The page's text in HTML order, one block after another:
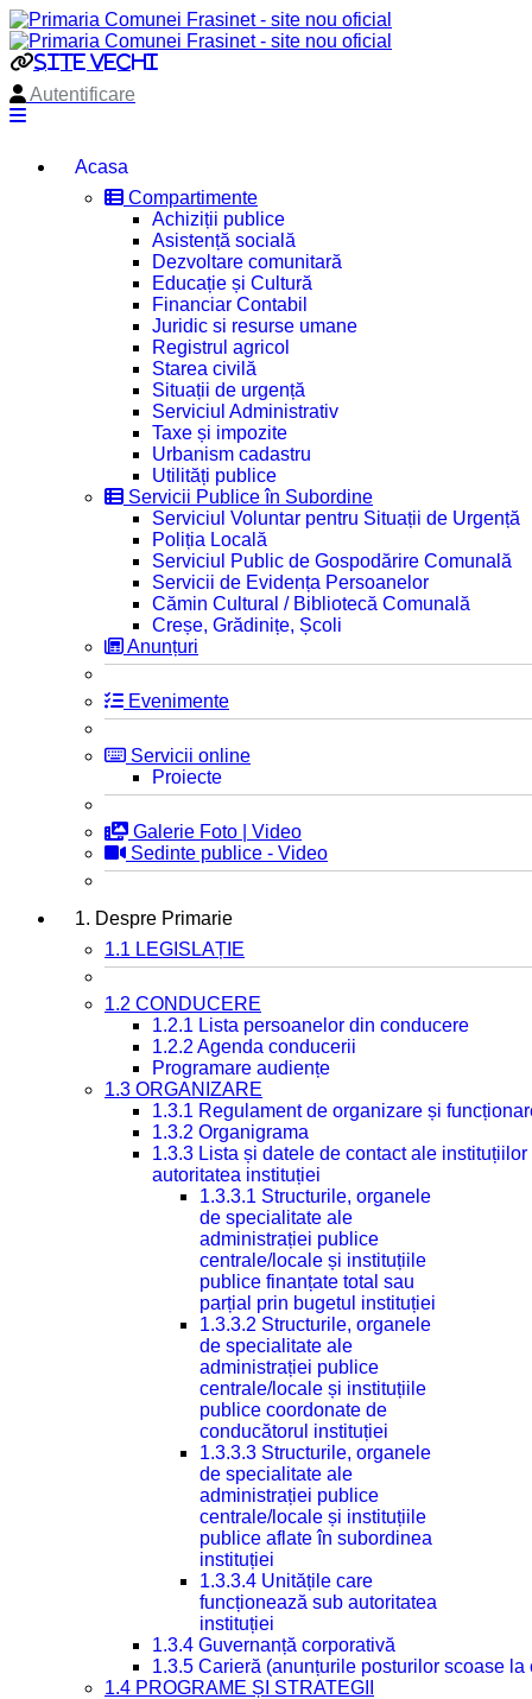
site vechi
Autentificare
Acasa
Compartimente
Achiziții publice
Asistență socială
Dezvoltare comunitară
Educație și Cultură
Financiar Contabil
Juridic si resurse umane
Registrul agricol
Starea civilă
Situații de urgență
Serviciul Administrativ
Taxe și impozite
Urbanism cadastru
Utilități publice
Servicii Publice în Subordine
Serviciul Voluntar pentru Situații de Urgență
Poliția Locală
Serviciul Public de Gospodărire Comunală
Servicii de Evidența Persoanelor
Cămin Cultural / Bibliotecă Comunală
Creșe, Grădinițe, Școli
Anunțuri
Evenimente
Servicii online
Proiecte
Galerie Foto | Video
Sedinte publice - Video
1. Despre Primarie
1.1 LEGISLAȚIE
1.2 CONDUCERE
1.2.1 Lista persoanelor din conducere
1.2.2 Agenda conducerii
Programare audiențe
1.3 ORGANIZARE
1.3.1 Regulament de organizare și
1.3.2 Organigrama
1.3.3 Lista și datele de contact ale
autoritatea instituției
1.3.3.1 Structurile, organele
de specialitate ale
administrației publice
centrale/locale și instituțiile
publice finanțate total sau
parțial prin bugetul instituției
1.3.3.2 Structurile, organele
de specialitate ale
administrației publice
centrale/locale și instituțiile
publice coordonate de
conducătorul instituției
1.3.3.3 Structurile, organele
de specialitate ale
administrației publice
centrale/locale și instituțiile
publice aflate în subordinea
instituției
1.3.3.4 Unitățile care
funcționează sub autoritatea
instituției
1.3.4 Guvernanță corporativă
1.3.5 Carieră (anunțurile posturilor scoase la
1.4 PROGRAME ȘI STRATEGII